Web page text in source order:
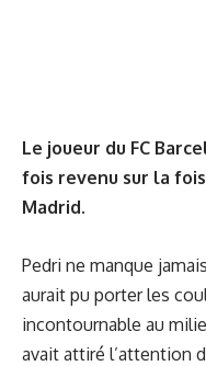
Le joueur du FC
fois revenu sur la
Madrid.
Pedri ne manque
aurait pu porter les
incontournable au
avait attiré l’attention